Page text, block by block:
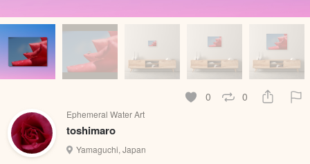
0 0
Ephemeral Water Art
toshimaro
Yamaguchi, Japan